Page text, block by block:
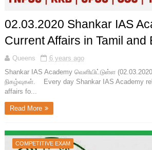
02.03.2020 Shankar IAS
Current Affairs in Tamil and
Queens
6 years ago
Shankar IAS Academy வெளியிட்டுள்ள
நிகழ்வுகள். Every day Shankar IAS Academy
affairs fo...
Read More
COMPETITIVE EXAM